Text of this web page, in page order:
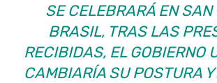
SE CELEBRARÁ EN SAN
BRASIL, TRAS LAS
RECIBIDAS, EL GOBIERNO
CAMBIARÍA SU POSTURA